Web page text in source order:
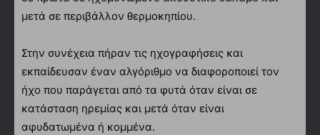
μετά σε περιβάλλον θερμοκηπίου.
Στην συνέχεια πήραν τις ηχογραφήσεις και
εκπαίδευσαν έναν αλγόριθμο να διαφοροποιεί τον
ήχο που παράγεται από τα φυτά όταν είναι σε
κατάσταση ηρεμίας και μετά όταν είναι
αφυδατωμένα ή κομμένα.